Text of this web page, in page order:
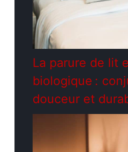
La parure de lit
biologique :
douceur et